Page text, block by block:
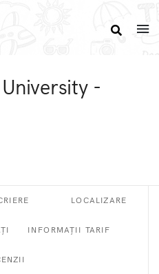
-
LOCALIZARE
INFORMAȚII TARIF